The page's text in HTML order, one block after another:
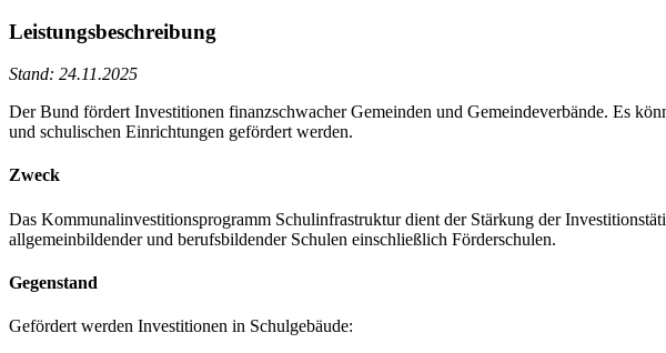
Leistungsbeschreibung
Stand: 24.11.2025
Der Bund fördert Investitionen finanzschwacher Gemeinden und Gemeindeverbände. Es
und schulischen Einrichtungen gefördert werden.
Zweck
Das Kommunalinvestitionsprogramm Schulinfrastruktur dient der Stärkung der
allgemeinbildender und berufsbildender Schulen einschließlich Förderschulen.
Gegenstand
Gefördert werden Investitionen in Schulgebäude: